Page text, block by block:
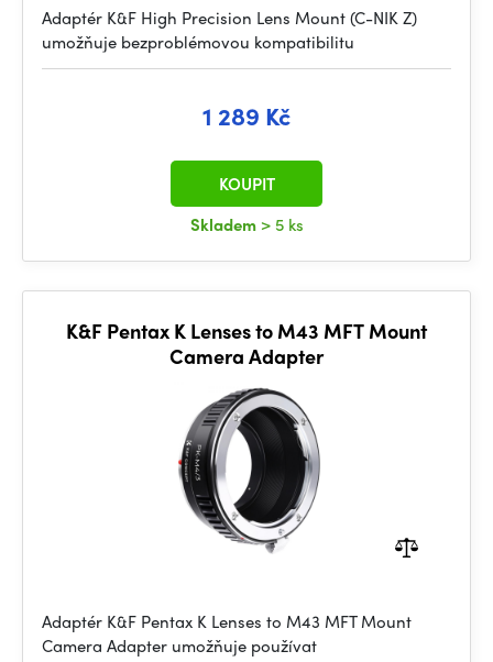
Adaptér K&F High Precision Lens Mount (C-NIK Z)
umožňuje bezproblémovou kompatibilitu
1 289 Kč
Skladem > 5 ks
KOUPIT
K&F Pentax K Lenses to M43 MFT Mount
Camera Adapter
Adaptér K&F Pentax K Lenses to M43 MFT Mount
Camera Adapter umožňuje používat